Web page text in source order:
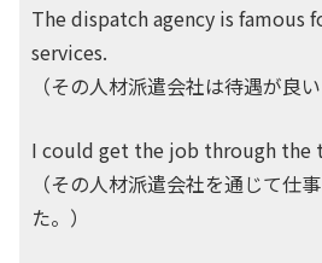
The dispatch agency is famous
services.
（その人材派遣会社は待遇が良
I could get the job through the
（その人材派遣会社を通じて仕
た。）